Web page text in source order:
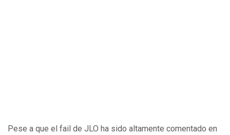
Pese a que el fail de JLO ha sido altamente comentado en